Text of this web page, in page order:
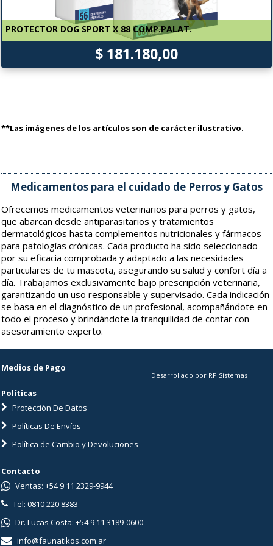
PROTECTOR DOG SPORT X 88 COMP.PALAT.
$ 181.180,00
**Las imágenes de los artículos son de carácter ilustrativo.
Medicamentos para el cuidado de Perros y Gatos
Ofrecemos medicamentos veterinarios para perros y gatos,
que abarcan desde antiparasitarios y tratamientos
dermatológicos hasta complementos nutricionales y fármacos
para patologías crónicas. Cada producto ha sido seleccionado
por su eficacia comprobada y adaptado a las necesidades
particulares de tu mascota, asegurando su salud y confort día a
día. Trabajamos exclusivamente bajo prescripción veterinaria,
garantizando un uso responsable y supervisado. Cada indicación
se basa en el diagnóstico de un profesional, acompañándote en
todo el proceso y brindándote la tranquilidad de contar con
asesoramiento experto.
Medios de Pago
Políticas
Protección De Datos
Políticas De Envíos
Política de Cambio y Devoluciones
Desarrollado por RP Sistemas
Contacto
Ventas: +54 9 11 2329-9944
Tel: 0810 220 8383
Dr. Lucas Costa: +54 9 11 3189-0600
info@faunatikos.com.ar